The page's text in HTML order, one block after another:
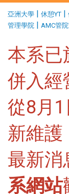
亞洲大學 | 休憩YT |
管理學院 | AMC管
本系已
併入經
從8月
新維護
最新消
系網站